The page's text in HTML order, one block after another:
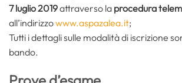
7 luglio 2019attraverso la procedura
all’indirizzowww.aspazalea.it;
Tutti i dettagli sulle modalità di iscrizione
bando.